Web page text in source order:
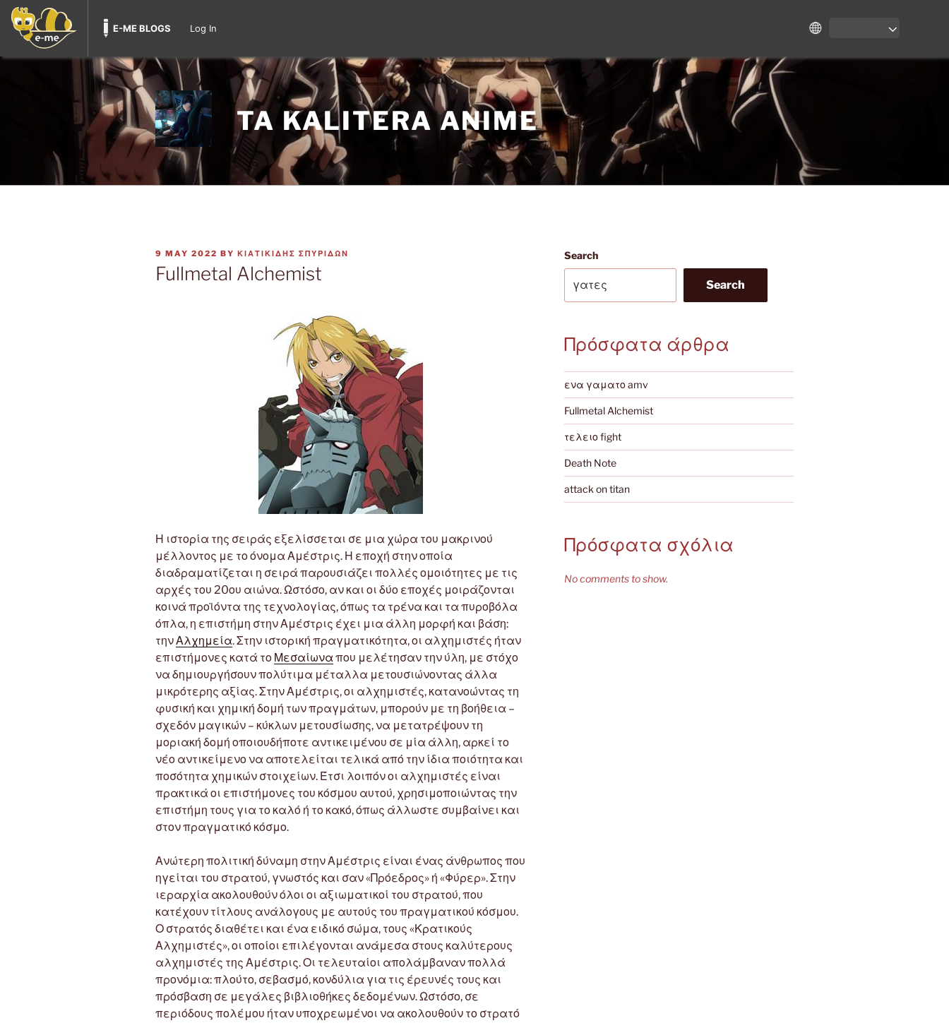
E-ME BLOGS Log In
Skip
TA KALITERA ANIME
POSTED
ON
9 MAY 2022 BY ΚΙΑΤΙΚΙΔΗΣ ΣΠΥΡΙΔΩΝ
Fullmetal Alchemist
Η ιστορία της σειράς εξελίσσεται σε μια χώρα του μακρινού
μέλλοντος με το όνομα Αμέστρις. Η εποχή στην οποία
διαδραματίζεται η σειρά παρουσιάζει πολλές ομοιότητες με τις
αρχές του 20ου αιώνα. Ωστόσο, αν και οι δύο εποχές μοιράζονται
κοινά προϊόντα της τεχνολογίας, όπως τα τρένα και τα πυροβόλα
όπλα, η επιστήμη στην Αμέστρις έχει μια άλλη μορφή και βάση:
τηνΑλχημεία. Στην ιστορική πραγματικότητα, οι αλχημιστές ήταν
επιστήμονες κατά το Μεσαίωνα που μελέτησαν την ύλη, με στόχο
να δημιουργήσουν πολύτιμα μέταλλα μετουσιώνοντας άλλα
μικρότερης αξίας. Στην Αμέστρις, οι αλχημιστές, κατανοώντας τη
φυσική και χημική δομή των πραγμάτων, μπορούν με τη βοήθεια –
σχεδόν μαγικών – κύκλων μετουσίωσης, να μετατρέψουν τη
μοριακή δομή οποιουδήποτε αντικειμένου σε μία άλλη, αρκεί το
νέο αντικείμενο να αποτελείται τελικά από την ίδια ποιότητα και
ποσότητα χημικών στοιχείων. Έτσι λοιπόν οι αλχημιστές είναι
πρακτικά οι επιστήμονες του κόσμου αυτού, χρησιμοποιώντας την
επιστήμη τους για το καλό ή το κακό, όπως άλλωστε συμβαίνει και
στον πραγματικό κόσμο.
Ανώτερη πολιτική δύναμη στην Αμέστρις είναι ένας άνθρωπος που
ηγείται του στρατού, γνωστός και σαν «Πρόεδρος» ή «Φύρερ». Στην
ιεραρχία ακολουθούν όλοι οι αξιωματικοί του στρατού, που
κατέχουν τίτλους ανάλογους με αυτούς του πραγματικού κόσμου.
Ο στρατός διαθέτει και ένα ειδικό σώμα, τους «Κρατικούς
Αλχημιστές», οι οποίοι επιλέγονται ανάμεσα στους καλύτερους
αλχημιστές της Αμέστρις. Οι τελευταίοι απολάμβαναν πολλά
προνόμια: πλούτο, σεβασμό, κονδύλια για τις έρευνές τους και
πρόσβαση σε μεγάλες βιβλιοθήκες δεδομένων. Ωστόσο, σε
περιόδους πολέμου ήταν υποχρεωμένοι να ακολουθούν το στρατό
Search
Search
Πρόσφατα άρθρα
ενα γαματο amv
Fullmetal Alchemist
τελειο fight
Death Note
attack on titan
Πρόσφατα σχόλια
No comments to show.